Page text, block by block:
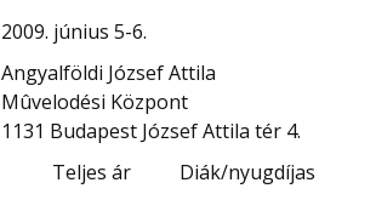
2009. június 5-6.
Angyalföldi József Attila
Mûvelodési Központ
1131 Budapest József Attila tér 4.
Teljes ár Diák/nyugdíjas